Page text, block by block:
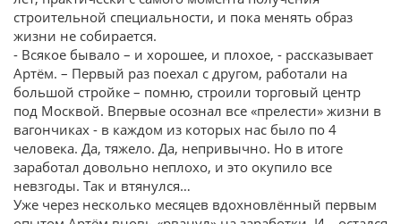
строительной специальности, и пока менять образ
жизни не собирается.
- Всякое бывало – и хорошее, и плохое, - рассказывает
Артём. – Первый раз поехал с другом, работали на
большой стройке – помню, строили торговый центр
под Москвой. Впервые осознал все «прелести» жизни в
вагончиках - в каждом из которых нас было по 4
человека. Да, тяжело. Да, непривычно. Но в итоге
заработал довольно неплохо, и это окупило все
невзгоды. Так и втянулся…
Уже через несколько месяцев вдохновлённый первым